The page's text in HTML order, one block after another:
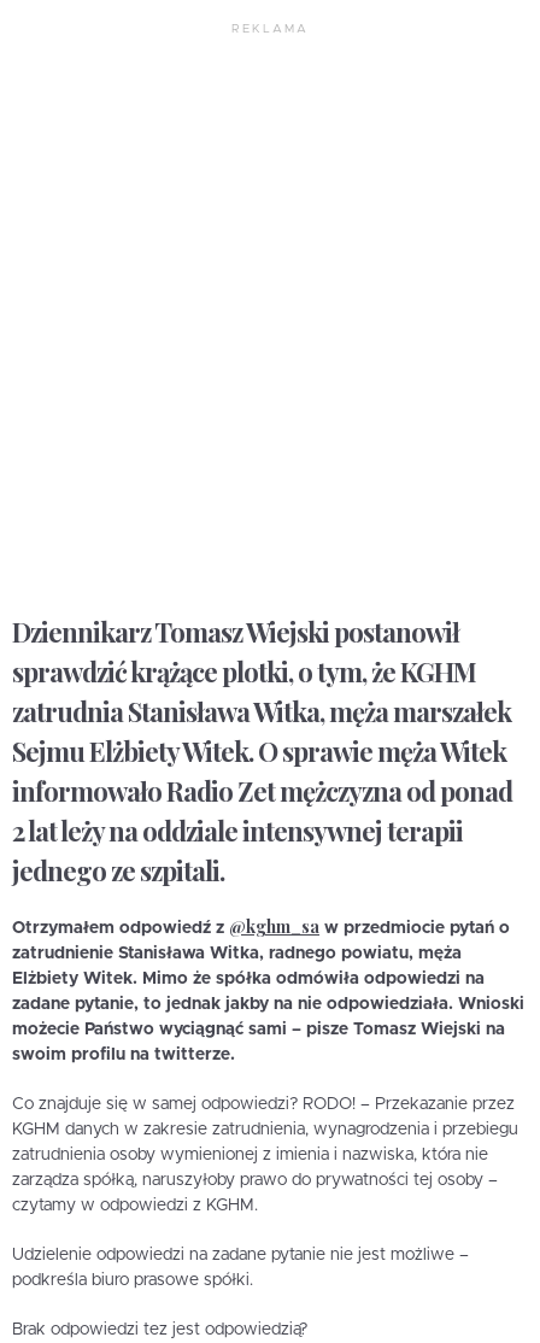
REKLAMA
Dziennikarz Tomasz Wiejski postanowił
sprawdzić krążące plotki, o tym, że KGHM
zatrudnia Stanisława Witka, męża marszałek
Sejmu Elżbiety Witek. O sprawie męża Witek
informowało Radio Zet mężczyzna od ponad
2 lat leży na oddziale intensywnej terapii
jednego ze szpitali.
Otrzymałem odpowiedź z @kghm_sa w przedmiocie pytań o
zatrudnienie Stanisława Witka, radnego powiatu, męża
Elżbiety Witek. Mimo że spółka odmówiła odpowiedzi na
zadane pytanie, to jednak jakby na nie odpowiedziała. Wnioski
możecie Państwo wyciągnąć sami – pisze Tomasz Wiejski na
swoim profilu na twitterze.
Co znajduje się w samej odpowiedzi? RODO! – Przekazanie przez
KGHM danych w zakresie zatrudnienia, wynagrodzenia i przebiegu
zatrudnienia osoby wymienionej z imienia i nazwiska, która nie
zarządza spółką, naruszyłoby prawo do prywatności tej osoby –
czytamy w odpowiedzi z KGHM.
Udzielenie odpowiedzi na zadane pytanie nie jest możliwe –
podkreśla biuro prasowe spółki.
Brak odpowiedzi tez jest odpowiedzią?